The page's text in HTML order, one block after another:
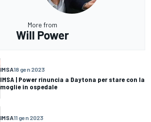
More from
Will Power
IMSA18 gen 2023
IMSA | Power rinuncia a Daytona per stare con la
moglie in ospedale
IMSA11 gen 2023